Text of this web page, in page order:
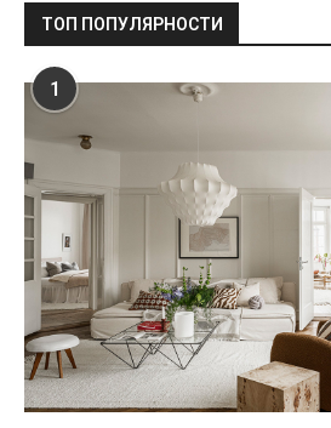
ТОП ПОПУЛЯРНОСТИ
1